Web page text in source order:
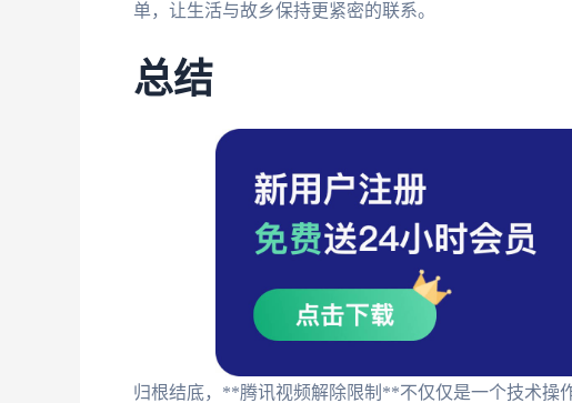
单，让生活与故乡保持更紧密的联系。
总结
归根结底，**腾讯视频解除限制**不仅仅是一个技术操